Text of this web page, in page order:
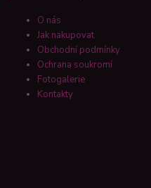
O nás
Jak nakupovat
Obchodní podmínky
Ochrana soukromí
Fotogalerie
Kontakty